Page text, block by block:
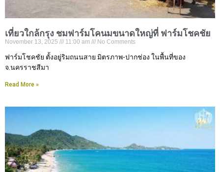
เที่ยวใกล้กรุง ชมฟาร์มโคนมขนาดใหญ่ที่ ฟาร์มโชคชัย
November 13, 2025 11:00 am No Comments
ฟาร์มโชคชัย ตั้งอยู่ริมถนนสาย มิตรภาพ-ปากช่อง ในพื้นที่ของ
จ.นครราชสีมา
Read More »